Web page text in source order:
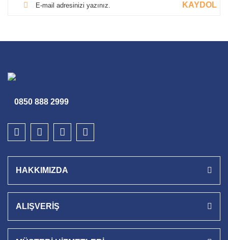
KAYDOL
0850 888 2999
HAKKIMIZDA
ALIŞVERİŞ